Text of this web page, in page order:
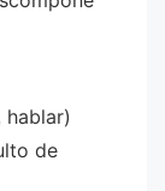
hablar)
de